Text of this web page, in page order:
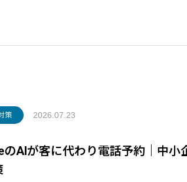
策 2026.07.23
のAIが客に代わり電話予約｜中小